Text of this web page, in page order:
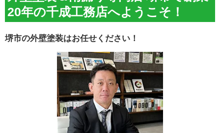
20年の千成工務店へようこそ！
堺市の外壁塗装はお任せください！